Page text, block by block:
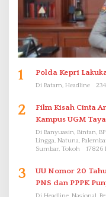
1 Polda Kepri
Di Batam, Headline
2
Film Kisah Cinta
Kampus UGM
Di Banyuasin, Bintan,
Lingga, Natuna,
Sumbar, Tokoh
17826
3
UU Nomor 20
PNS dan PPPK